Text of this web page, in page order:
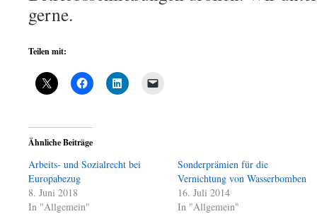
gerne.
Teilen mit:
Ähnliche Beiträge
Arbeits- und Sozialrecht bei
Europabezug
8. Juni 2018
In "Allgemein"
Sonderprämien für die
Vernichtung von Wasserbomben
16. Juli 2014
In "Allgemein"